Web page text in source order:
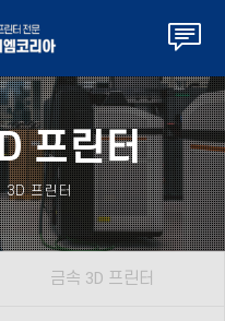
프린터
3D 프린터
금속 3D 프린터